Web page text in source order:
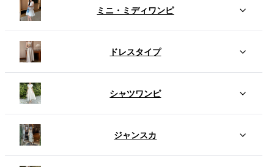
ミニ・ミディワンピ
ドレスタイプ
シャツワンピ
ジャンスカ